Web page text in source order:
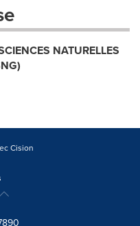
NATURELLES
Cision